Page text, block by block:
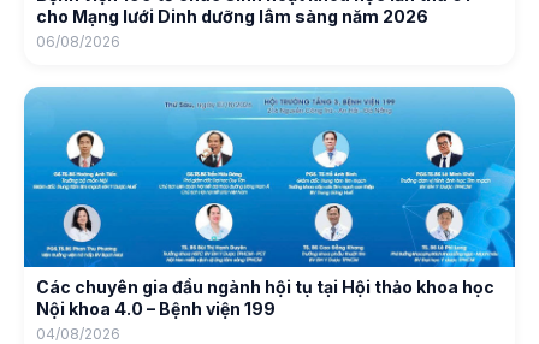
cho Mạng lưới Dinh dưỡng lâm sàng năm 2026
06/08/2026
Các chuyên gia đầu ngành hội tụ tại Hội thảo khoa học
Nội khoa 4.0 – Bệnh viện 199
04/08/2026